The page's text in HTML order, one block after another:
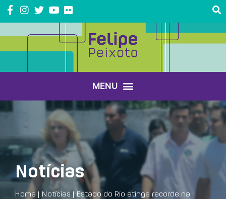
Notícias
Home| Notícias | Estado do Rio atinge recorde na